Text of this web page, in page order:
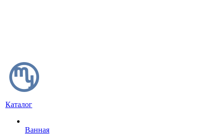
Каталог
Ванная